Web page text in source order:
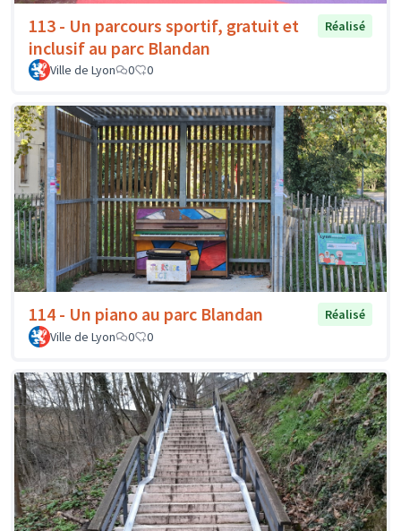
113 - Un parcours sportif, gratuit et
inclusif au parc Blandan
Réalisé
Ville de Lyon 0 0
114 - Un piano au parc Blandan
Réalisé
Ville de Lyon
0 0